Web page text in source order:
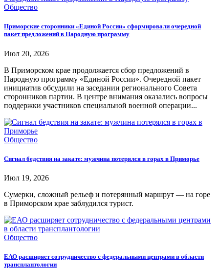
Общество
Приморские сторонники «Единой России» сформировали очередной
пакет предложений в Народную программу
Июл 20, 2026
В Приморском крае продолжается сбор предложений в
Народную программу «Единой России». Очередной пакет
инициатив обсудили на заседании регионального Совета
сторонников партии. В центре внимания оказались вопросы
поддержки участников специальной военной операции...
Общество
Сигнал бедствия на закате: мужчина потерялся в горах в Приморье
Июл 19, 2026
Сумерки, сложный рельеф и потерянный маршрут — на горе
в Приморском крае заблудился турист.
Общество
ЕАО расширяет сотрудничество с федеральными центрами в области
трансплантологии